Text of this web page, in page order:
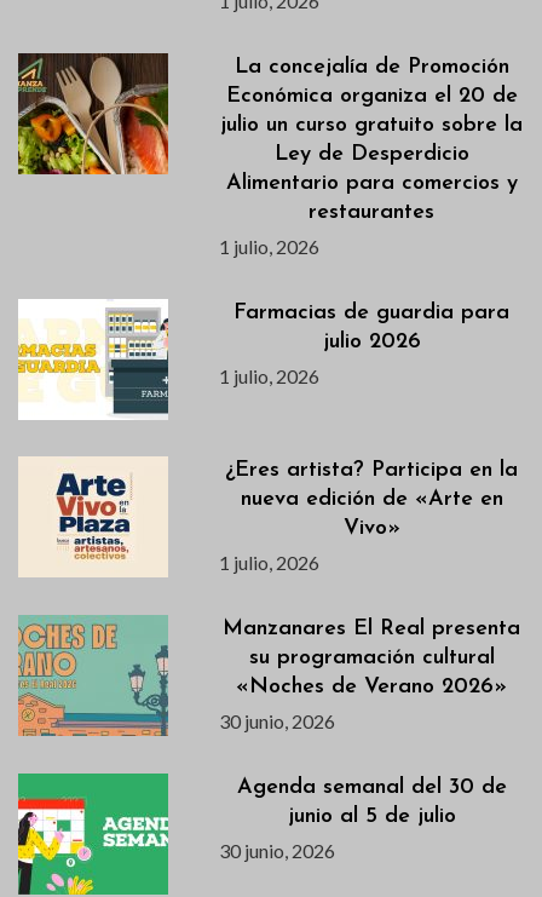
La concejalía de Promoción
Económica organiza el 20 de
julio un curso gratuito sobre la
Ley de Desperdicio
Alimentario para comercios y
restaurantes
1 julio, 2026
Farmacias de guardia para
julio 2026
1 julio, 2026
¿Eres artista? Participa en la
nueva edición de «Arte en
Vivo»
1 julio, 2026
Manzanares El Real presenta
su programación cultural
«Noches de Verano 2026»
30 junio, 2026
Agenda semanal del 30 de
junio al 5 de julio
30 junio, 2026